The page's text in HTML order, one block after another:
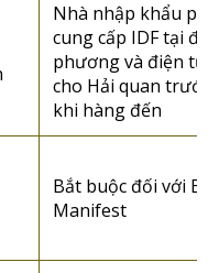
Nhà nhập khẩu
cung cấp IDF tại địa
phương và điện tử
cho Hải quan trước
khi hàng đến
Bắt buộc đối với BL
Manifest